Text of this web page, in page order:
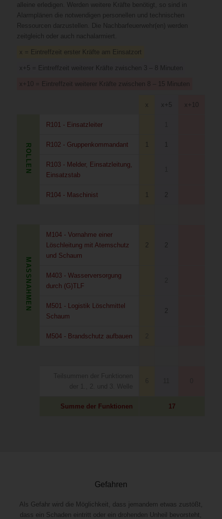
alleine erledigen. Werden weitere Kräfte benötigt, so sind in
Alarmplänen die notwendigen personellen und technischen
Ressourcen darzustellen. Die Nachbarfeuerwehr(en) werden
zeitgleich oder auch nachalarmiert.
x = Eintreffzeit erster Kräfte am Einsatzort
x+5 = Eintreffzeit weiterer Kräfte zwischen 3 – 8 Minuten
x+10 = Eintreffzeit weiterer Kräfte zwischen 8 – 15 Minuten
x x+5 x+10
ROLLEN
R101 - Einsatzleiter
R102 - Gruppenkommandant 1 1
R103 - Melder, Einsatzleitung,
Einsatzstab
R104 - Maschinist 1 2
MASSNAHMEN
M104 - Vornahme einer
Löschleitung mit Atemschutz
und Schaum
2 2
M403 - Wasserversorgung
durch (G)TLF
M501 - Logistik Löschmittel
Schaum
2
M504 - Brandschutz aufbauen
Summe der Funktionen 17
Gefahren
Als Gefahr wird die Möglichkeit, dass jemandem etwas zustößt,
dass ein Schaden eintritt oder ein drohenden Unheil bevorsteht,